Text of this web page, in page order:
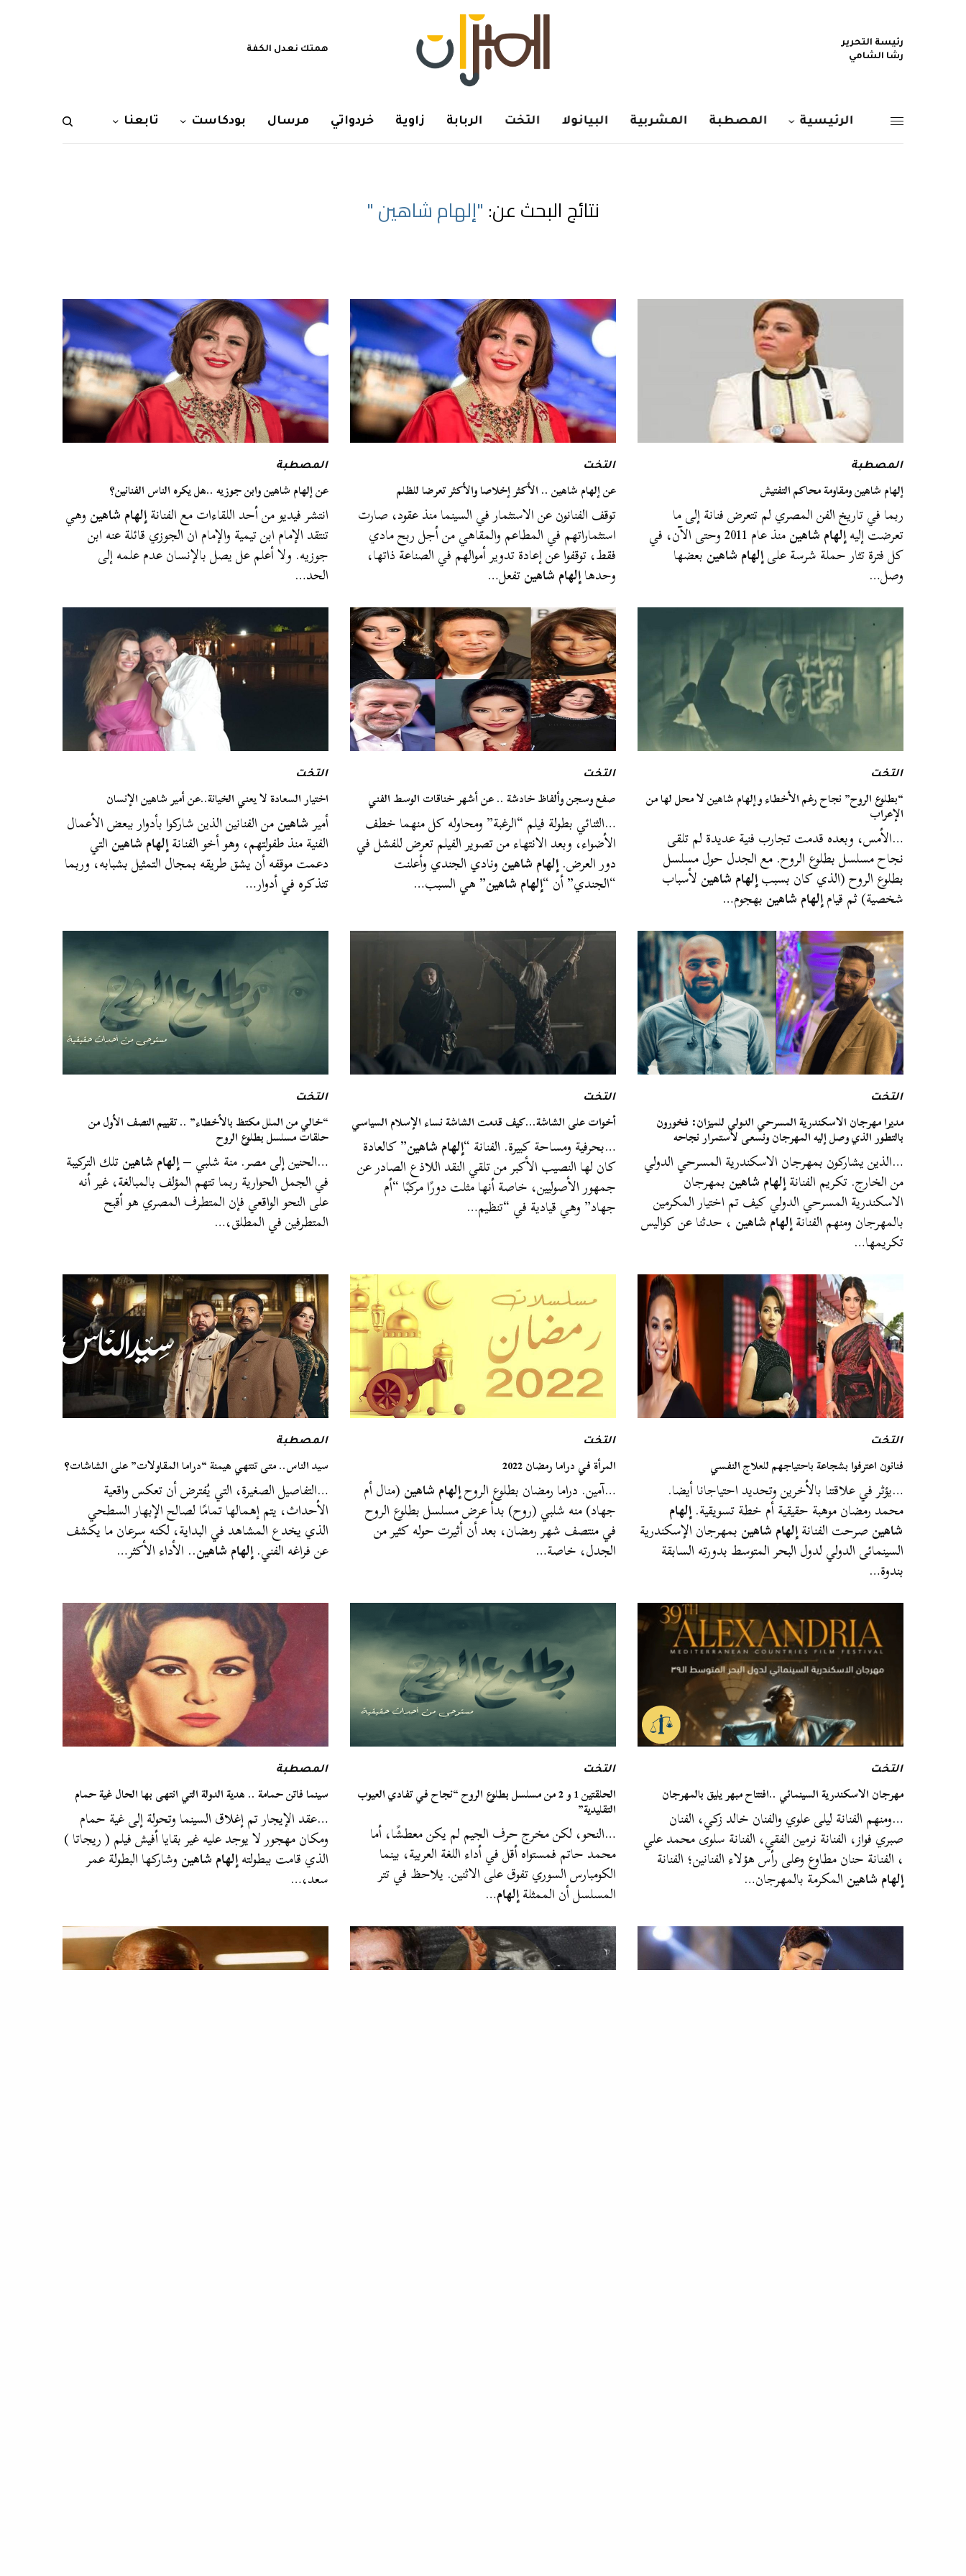
رئيسة التحرير
رشا الشامي
همتك نعدل الكفة
الرئيسية المصطبة المشربية البيانولا التخت الربابة زاوية خردواتي مرسال بودكاست تابعنا
نتائج البحث عن: "إلهام شاهين "
المصطبة
إلهام شاهين ومقاومة محاكم التفتيش
ربما في تاريخ الفن المصري لم تتعرض فنانة إلى ما
تعرضت إليهإلهام شاهين منذ عام 2011 وحتى الآن، في
كل فترة تثار حملة شرسة علىإلهام شاهينبعضها
وصل…
التخت
عن إلهام شاهين .. الأكثر إخلاصا والأكثر تعرضا للظلم
توقف الفنانون عن الاستثمار في السينما منذ عقود، صارت
استثماراتهم في المطاعم والمقاهي من أجل ربح مادي
فقط، توقفوا عن إعادة تدوير أموالهم في الصناعة ذاتها،
وحدهاإلهام شاهينتفعل…
المصطبة
عن إلهام شاهين وابن جوزيه ..هل يكره الناس الفنانين؟
انتشر فيديو من أحد اللقاءات مع الفنانةإلهام شاهينوهي
تنتقد الإمام ابن تيمية والإمام ان الجوزي قائلة عنه ابن
جوزيه. ولا أعلم عل يصل بالإنسان عدم علمه إلى
الحد…
التخت
“بطلوع الروح” نجاح رغم الأخطاء وإلهام شاهين لا محل لها من
الإعراب
…الأمس، وبعده قدمت تجارب فنية عديدة لم تلقى
نجاح مسلسل بطلوع الروح. مع الجدل حول مسلسل
بطلوع الروح (الذي كان بسببإلهام شاهينلأسباب
شخصية) ثم قيامإلهام شاهينبهجوم…
التخت
صفع وسجن وألفاظ خادشة .. عن أشهر خناقات الوسط الفني
…الثنائي بطولة فيلم “الرغبة” ومحاوله كل منهما خطف
الأضواء، وبعد الانتهاء من تصوير الفيلم تعرض للفشل في
دور العرض.إلهام شاهينونادي الجندي وأعلنت
“الجندي” أن “إلهام شاهين” هي السبب…
التخت
اختيار السعادة لا يعني الخيانة..عن أمير شاهين الإنسان
أميرشاهينمن الفنانين الذين شاركوا بأدوار ببعض الأعمال
الفنية منذ طفولتهم، وهو أخو الفنانةإلهام شاهينالتي
دعمت موقفه أن يشق طريقه بمجال التمثيل بشبابه، وربما
تتذكره في أدوار…
التخت
مديرا مهرجان الاسكندرية المسرحي الدولي للميزان: فخورون
بالتطور الذي وصل إليه المهرجان ونسعى لاستمرار نجاحه
…الذين يشاركون بمهرجان الاسكندرية المسرحي الدولي
من الخارج. تكريم الفنانةإلهام شاهينبمهرجان
الاسكندرية المسرحي الدولي كيف تم اختيار المكرمين
بالمهرجان ومنهم الفنانةإلهام شاهين ، حدثنا عن كواليس
تكريمها…
التخت
أخوات على الشاشة…كيف قدمت الشاشة نساء الإسلام السياسي
…بحرفية ومساحة كبيرة. الفنانة “إلهام شاهين” كالعادة
كان لها النصيب الأكبر من تلقي النقد اللاذع الصادر عن
جمهور الأصوليين، خاصة أنها مثلت دورًا مركبًا “أم
جهاد” وهي قيادية في “تنظيم…
التخت
“خالي من الملل مكتظ بالأخطاء” .. تقييم النصف الأول من
حلقات مسلسل بطلوع الروح
…الحنين إلى مصر. منة شلبي –إلهام شاهينتلك التركيبة
في الجمل الحوارية ربما تتهم المؤلف بالمبالغة، غير أنه
على النحو الواقعي فإن المتطرف المصري هو أقبح
المتطرفين في المطلق،…
التخت
فنانون اعترفوا بشجاعة باحتياجهم للعلاج النفسي
…يؤثر في علاقتنا بالأخرين وتحديد احتياجانا أيضا.
محمد رمضان موهبة حقيقية أم خطة تسويقية.إلهام
شاهينصرحت الفنانةإلهام شاهينبمهرجان الإسكندرية
السينمائى الدولي لدول البحر المتوسط بدورته السابقة
بندوة…
التخت
المرأة في دراما رمضان 2022
…آمين. دراما رمضان بطلوع الروحإلهام شاهين(منال أم
جهاد) منه شلبي (روح) بدأ عرض مسلسل بطلوع الروح
في منتصف شهر رمضان، بعد أن أثيرت حوله كثير من
الجدل، خاصة…
المصطبة
سيد الناس.. متى تنتهي هيمنة “دراما المقاولات” على الشاشات؟
…التفاصيل الصغيرة، التي يُفترض أن تعكس واقعية
الأحداث، يتم إهمالها تمامًا لصالح الإبهار السطحي
الذي يخدع المشاهد في البداية، لكنه سرعان ما يكشف
عن فراغه الفني.إلهام شاهين.. الأداء الأكثر…
التخت
مهرجان الاسكندرية السينمائي ..افتتاح مبهر يليق بالمهرجان
…ومنهم الفنانة ليلى علوي والفنان خالد زكي، الفنان
صبري فواز، الفنانة نرمين الفقي، الفنانة سلوى محمد علي
، الفنانة حنان مطاوع وعلى رأس هؤلاء الفنانين؛ الفنانة
إلهام شاهينالمكرمة بالمهرجان…
التخت
الحلقتين 1 و 2 من مسلسل بطلوع الروح “نجاح في تفادي العيوب
التقليدية”
…النحو، لكن مخرج حرف الجيم لم يكن معطشًا، أما
محمد حاتم فمستواه أقل في أداء اللغة العربية، بينما
الكومبارس السوري تفوق على الاثنين. يلاحظ في تتر
المسلسل أن الممثلةإلهام…
المصطبة
سينما فاتن حمامة .. هدية الدولة التي انتهى بها الحال غية حمام
…عقد الإيجار تم إغلاق السينما وتحولة إلى غية حمام
ومكان مهجور لا يوجد عليه غير بقايا أفيش فيلم ( ريجاتا )
الذي قامت ببطولتهإلهام شاهينوشاركها البطولة عمر
سعد،…